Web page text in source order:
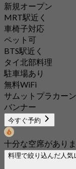
新規オープン
MRT駅近く
車椅子対応
ペット可
BTS駅近く
タイ北部料理
駐車場あり
無料WiFi
サムットプラカーン
バンナー
今すぐ予約
十分な空席があり
料理で絞り込んだ人気